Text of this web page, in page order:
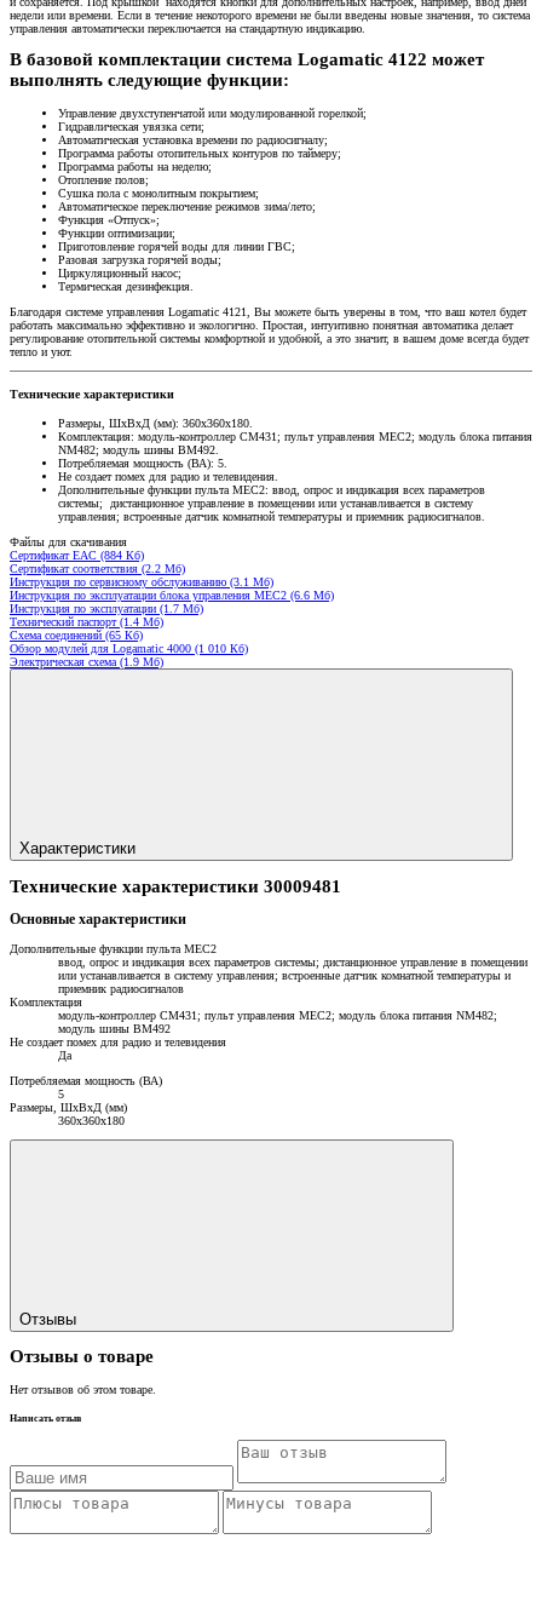
недели или времени. Если в течение некоторого времени не были введены новые значения, то система
управления автоматически переключается на стандартную индикацию.
В базовой комплектации система Logamatic 4122 может
выполнять следующие функции:
Управление двухступенчатой или модулированной горелкой;
Гидравлическая увязка сети;
Автоматическая установка времени по радиосигналу;
Программа работы отопительных контуров по таймеру;
Программа работы на неделю;
Отопление полов;
Сушка пола с монолитным покрытием;
Автоматическое переключение режимов зима/лето;
Функция «Отпуск»;
Функции оптимизации;
Приготовление горячей воды для линии ГВС;
Разовая загрузка горячей воды;
Циркуляционный насос;
Термическая дезинфекция.
Благодаря системе управления Logamatic 4121, Вы можете быть уверены в том, что ваш котел будет
работать максимально эффективно и экологично. Простая, интуитивно понятная автоматика делает
регулирование отопительной системы комфортной и удобной, а это значит, в вашем доме всегда будет
тепло и уют.
Технические характеристики
Размеры, ШхВхД (мм): 360х360х180.
Комплектация: модуль-контроллер CM431; пульт управления МЕС2; модуль блока питания
NM482; модуль шины BM492.
Потребляемая мощность (ВА): 5.
Не создает помех для радио и телевидения.
Дополнительные функции пульта МЕС2: ввод, опрос и индикация всех параметров
системы; дистанционное управление в помещении или устанавливается в систему
управления; встроенные датчик комнатной температуры и приемник радиосигналов.
Файлы для скачивания
Сертификат ЕАС (884 Кб)
Сертификат соответствия (2.2 Мб)
Инструкция по сервисному обслуживанию (3.1 Мб)
Инструкция по эксплуатации блока управления MEC2 (6.6 Мб)
Инструкция по эксплуатации (1.7 Мб)
Технический паспорт (1.4 Мб)
Схема соединений (65 Кб)
Обзор модулей для Logamatic 4000 (1 010 Кб)
Электрическая схема (1.9 Мб)
Характеристики
Технические характеристики 30009481
Основные характеристики
Дополнительные функции пульта МЕС2
ввод, опрос и индикация всех параметров системы; дистанционное управление в помещении
или устанавливается в систему управления; встроенные датчик комнатной температуры и
приемник радиосигналов
Комплектация
модуль-контроллер CM431; пульт управления МЕС2; модуль блока питания NM482;
модуль шины BM492
Не создает помех для радио и телевидения
Да
Потребляемая мощность (ВА)
5
Размеры, ШхВхД (мм)
360х360х180
Отзывы
Отзывы о товаре
Нет отзывов об этом товаре.
Написать отзыв